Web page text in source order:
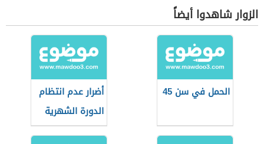
الزوار شاهدوا أيضاً
الحمل في سن 45
أضرار عدم انتظام
الدورة الشهرية